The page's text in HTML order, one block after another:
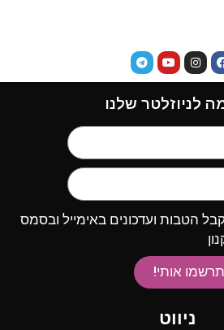
לניוזלטר שלנו
הטבות ועדכונים באימייל ובסמס
תרשמו אותי!
ניווט